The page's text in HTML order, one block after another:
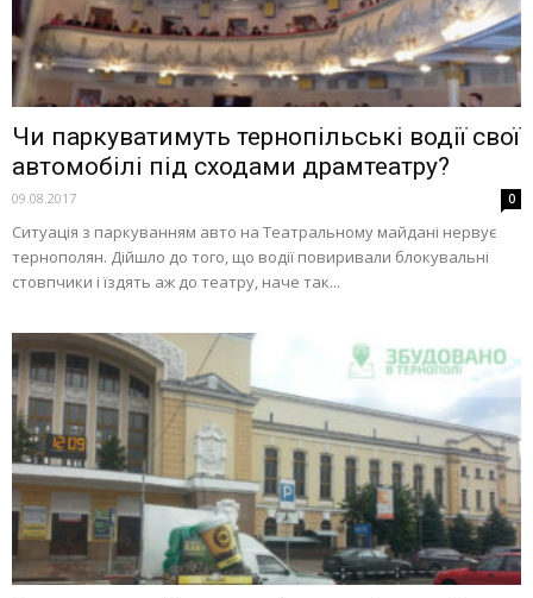
Чи паркуватимуть тернопільські водії свої
автомобілі під сходами драмтеатру?
09.08.2017 0
Ситуація з паркуванням авто на Театральному майдані нервує
тернополян. Дійшло до того, що водії повиривали блокувальні
стовпчики і їздять аж до театру, наче так...